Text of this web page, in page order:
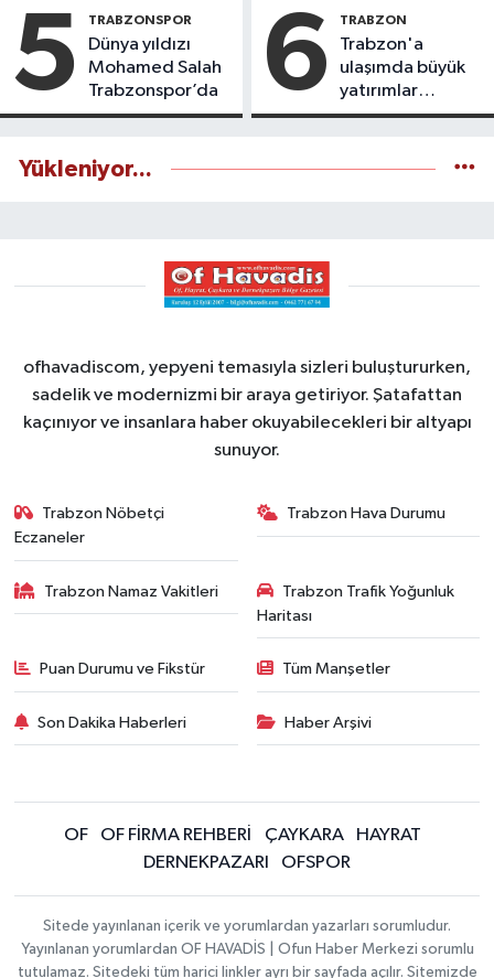
5 TRABZONSPOR
Dünya yıldızı
Mohamed Salah
Trabzonspor’da
6 TRABZON
Trabzon'a
ulaşımda büyük
yatırımlar
yapılıyor
Yükleniyor...
ofhavadiscom, yepyeni temasıyla sizleri buluştururken,
sadelik ve modernizmi bir araya getiriyor. Şatafattan
kaçınıyor ve insanlara haber okuyabilecekleri bir altyapı
sunuyor.
Trabzon Nöbetçi
Eczaneler
Trabzon Hava Durumu
Trabzon Namaz Vakitleri
Trabzon Trafik Yoğunluk
Haritası
Puan Durumu ve Fikstür Tüm Manşetler
Son Dakika Haberleri Haber Arşivi
OF OF FİRMA REHBERİ ÇAYKARA
HAYRAT
DERNEKPAZARI
OFSPOR
Sitede yayınlanan içerik ve yorumlardan yazarları sorumludur.
Yayınlanan yorumlardan OF HAVADİS | Ofun Haber Merkezi sorumlu
tutulamaz. Sitedeki tüm harici linkler ayrı bir sayfada açılır. Sitemizde